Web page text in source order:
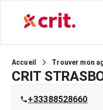
Accueil Trouver mon
CRIT
+33388528660